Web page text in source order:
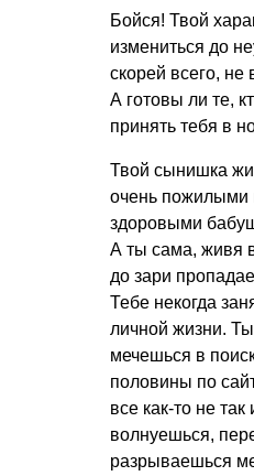
Бойся! Твой
измениться до
скорей всего, не
А готовы ли те,
принять тебя в
Твой сынишка
очень пожилыми
здоровыми
А ты сама, живя
до зари
Тебе некогда
личной жизни.
мечешься в
половины по
все как-то не
волнуешься,
разрываешься